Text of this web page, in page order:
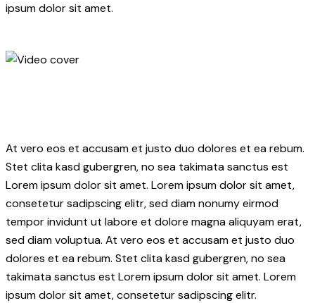
ipsum dolor sit amet.
At vero eos et accusam et justo duo dolores et ea rebum.
Stet clita kasd gubergren, no sea takimata sanctus est
Lorem ipsum dolor sit amet. Lorem ipsum dolor sit amet,
consetetur sadipscing elitr, sed diam nonumy eirmod
tempor invidunt ut labore et dolore magna aliquyam erat,
sed diam voluptua. At vero eos et accusam et justo duo
dolores et ea rebum. Stet clita kasd gubergren, no sea
takimata sanctus est Lorem ipsum dolor sit amet. Lorem
ipsum dolor sit amet, consetetur sadipscing elitr.